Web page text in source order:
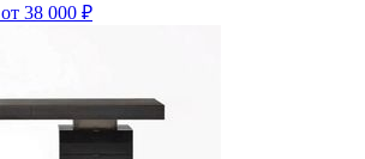
от 38 000 ₽